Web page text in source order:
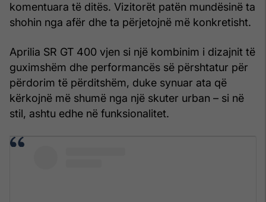
komentuara të ditës. Vizitorët patën mundësinë ta
shohin nga afër dhe ta përjetojnë më konkretisht.
Aprilia SR GT 400 vjen si një kombinim i dizajnit të
guximshëm dhe performancës së përshtatur për
përdorim të përditshëm, duke synuar ata që
kërkojnë më shumë nga një skuter urban – si në
stil, ashtu edhe në funksionalitet.